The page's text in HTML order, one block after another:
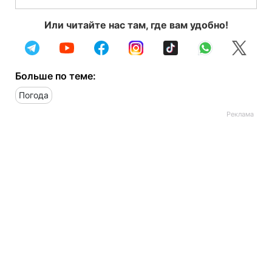
Или читайте нас там, где вам удобно!
Больше по теме:
Погода